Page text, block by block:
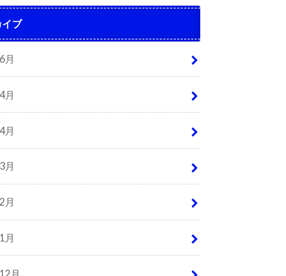
イブ
月
月
月
月
月
月
月